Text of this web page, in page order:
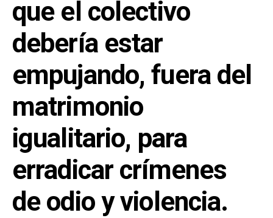
que el colectivo
debería estar
empujando, fuera del
matrimonio
igualitario, para
erradicar crímenes
de odio y violencia.